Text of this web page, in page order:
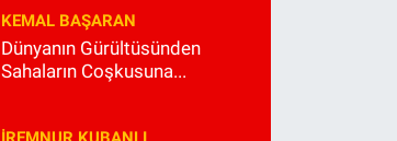
KEMAL BAŞARAN
Dünyanın Gürültüsünden
Sahaların Coşkusuna...